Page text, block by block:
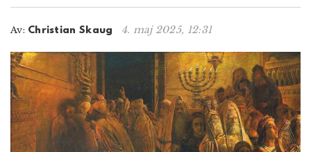
t
o
n
Av: Christian Skaug 4. maj 2025, 12:31